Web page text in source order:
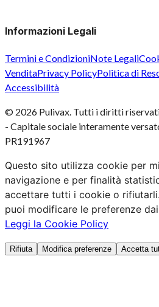
Informazioni Legali
Termini e CondizioniNote Legali
VenditaPrivacy PolicyPolitica di
Accessibilità
© 2026 Pulivax. Tutti i diritti
- Capitale sociale interamente
PR191967
Questo sito utilizza cookie per
navigazione e per finalità
accettare tutti i cookie o
puoi modificare le preferenze
Leggi la Cookie Policy
Rifiuta Modifica preferenze Accetta